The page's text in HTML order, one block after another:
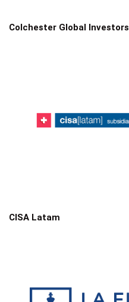
Colchester Global Investors
CISA Latam